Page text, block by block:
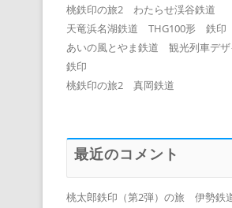
桃鉄印の旅2 わたらせ渓谷鉄道
天竜浜名湖鉄道 THG100形 鉄印
あいの風とやま鉄道 観光列車デザ
鉄印
桃鉄印の旅2 真岡鉄道
最近のコメント
桃太郎鉄印（第2弾）の旅 伊勢鉄